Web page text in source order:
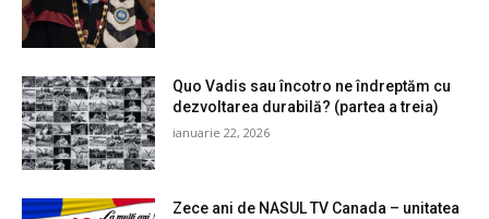
Quo Vadis sau încotro ne îndreptăm cu
dezvoltarea durabilă? (partea a treia)
ianuarie 22, 2026
Zece ani de NASUL TV Canada – unitatea